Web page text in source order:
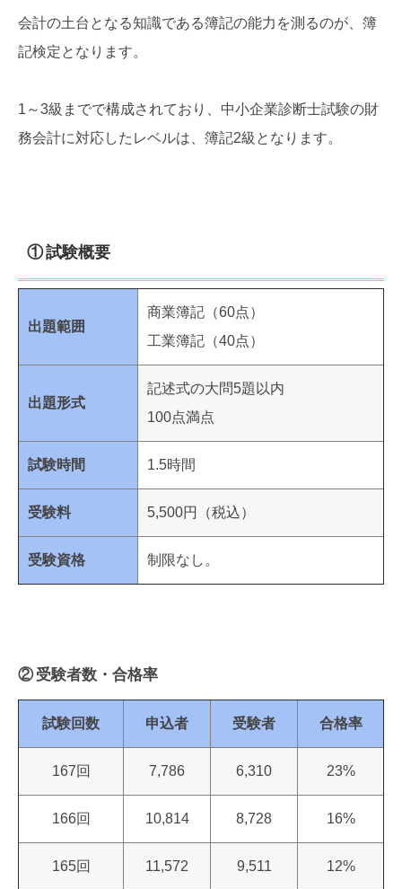
会計の土台となる知識である簿記の能力を測るのが、簿
記検定となります。
1～3級までで構成されており、中小企業診断士試験の財
務会計に対応したレベルは、簿記2級となります。
① 試験概要
出題範囲
商業簿記（60点）
工業簿記（40点）
出題形式
記述式の大問5題以内
100点満点
試験時間 1.5時間
受験料 5,500円（税込）
受験資格 制限なし。
② 受験者数・合格率
試験回数 申込者 受験者 合格率
167回 7,786 6,310 23%
166回 10,814 8,728 16%
165回 11,572 9,511 12%